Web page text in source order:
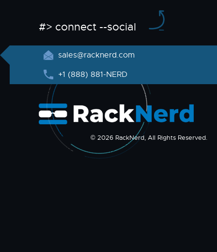
#> connect --social
sales@racknerd.com
+1 (888) 881-NERD
© 2026 RackNerd, All Rights Reserved.